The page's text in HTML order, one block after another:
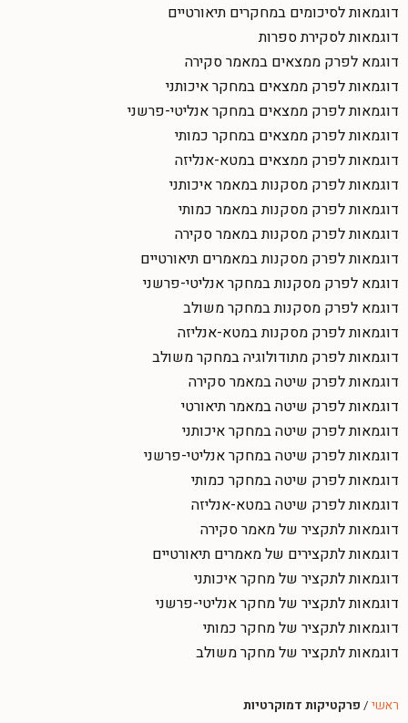
דוגמאות לסיכומים במחקרים תיאורטיים
דוגמאות לסקירת ספרות
דוגמא לפרק ממצאים במאמר סקירה
דוגמאות לפרק ממצאים במחקר איכותני
דוגמאות לפרק ממצאים במחקר אנליטי-פרשני
דוגמאות לפרק ממצאים במחקר כמותי
דוגמאות לפרק ממצאים במטא-אנליזה
דוגמאות לפרק מסקנות במאמר איכותני
דוגמאות לפרק מסקנות במאמר כמותי
דוגמאות לפרק מסקנות במאמר סקירה
דוגמאות לפרק מסקנות במאמרים תיאורטיים
דוגמא לפרק מסקנות במחקר אנליטי-פרשני
דוגמא לפרק מסקנות במחקר משולב
דוגמאות לפרק מסקנות במטא-אנליזה
דוגמאות לפרק מתודולוגיה במחקר משולב
דוגמאות לפרק שיטה במאמר סקירה
דוגמאות לפרק שיטה במאמר תיאורטי
דוגמאות לפרק שיטה במחקר איכותני
דוגמאות לפרק שיטה במחקר אנליטי-פרשני
דוגמאות לפרק שיטה במחקר כמותי
דוגמאות לפרק שיטה במטא-אנליזה
דוגמאות לתקציר של מאמר סקירה
דוגמאות לתקצירים של מאמרים תיאורטיים
דוגמאות לתקציר של מחקר איכותני
דוגמאות לתקציר של מחקר אנליטי-פרשני
דוגמאות לתקציר של מחקר כמותי
דוגמאות לתקציר של מחקר משולב
ראשי / פרקטיקות דמוקרטיות